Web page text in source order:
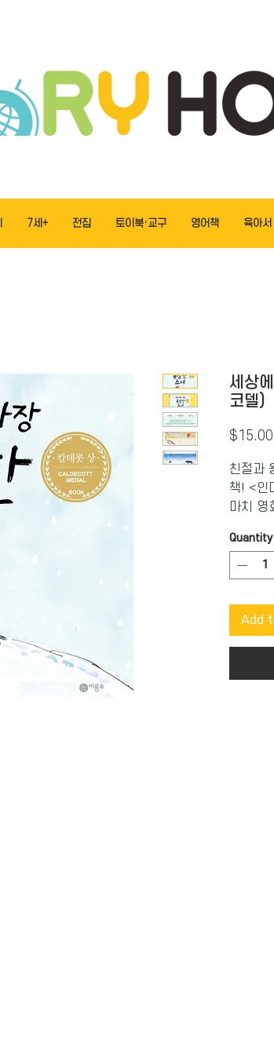
7세+ 전집 토이북·교구 영어책 육아서
세상
코델)
$15.00
친절과
책! <인
마치 영
따뜻한
2017
작,
Quantity
Add